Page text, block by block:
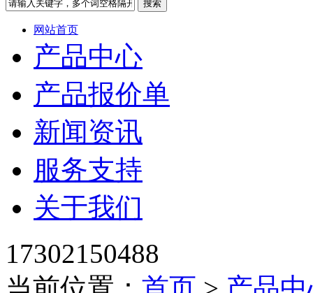
网站首页
产品中心
产品报价单
新闻资讯
服务支持
关于我们
17302150488